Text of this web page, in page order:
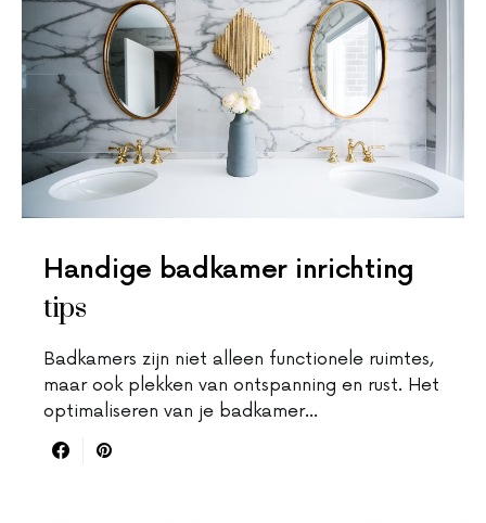
Handige badkamer inrichting
tips
Badkamers zijn niet alleen functionele ruimtes,
maar ook plekken van ontspanning en rust. Het
optimaliseren van je badkamer…